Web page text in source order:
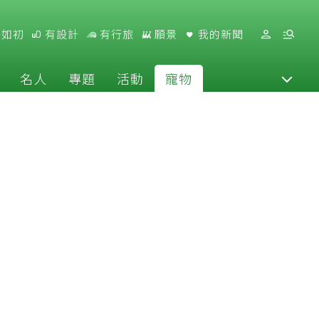
初 有設計 有行旅 願景 我的新聞
名人 專題 活動 寵物